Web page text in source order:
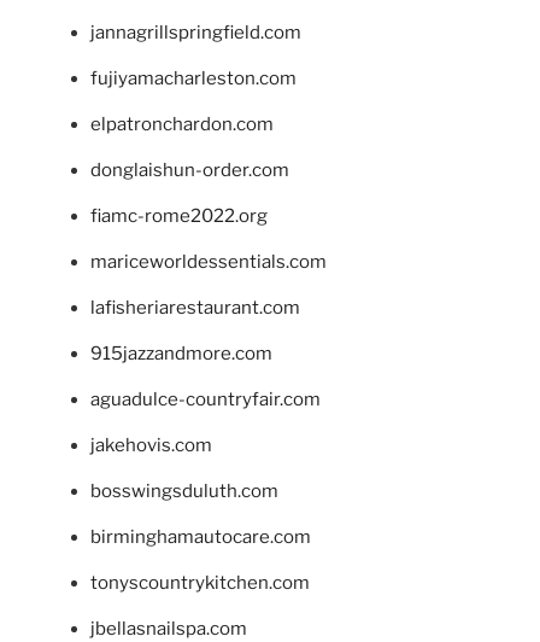
jannagrillspringfield.com
fujiyamacharleston.com
elpatronchardon.com
donglaishun-order.com
fiamc-rome2022.org
mariceworldessentials.com
lafisheriarestaurant.com
915jazzandmore.com
aguadulce-countryfair.com
jakehovis.com
bosswingsduluth.com
birminghamautocare.com
tonyscountrykitchen.com
jbellasnailspa.com